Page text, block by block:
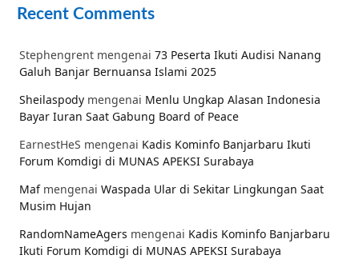
Recent Comments
Stephengrent mengenai 73 Peserta Ikuti Audisi Nanang
Galuh Banjar Bernuansa Islami 2025
Sheilaspody mengenai Menlu Ungkap Alasan Indonesia
Bayar Iuran Saat Gabung Board of Peace
EarnestHeS mengenai Kadis Kominfo Banjarbaru Ikuti
Forum Komdigi di MUNAS APEKSI Surabaya
Mafmengenai Waspada Ular di Sekitar Lingkungan Saat
Musim Hujan
RandomNameAgers mengenai Kadis Kominfo Banjarbaru
Ikuti Forum Komdigi di MUNAS APEKSI Surabaya